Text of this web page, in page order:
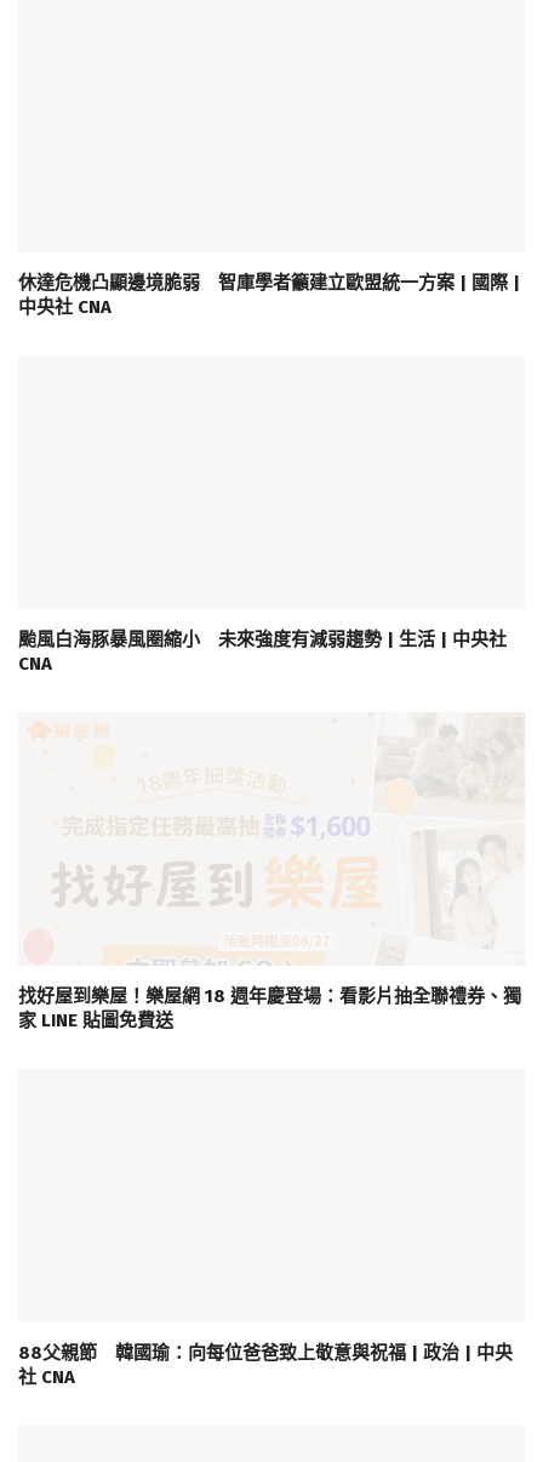
休達危機凸顯邊境脆弱 智庫學者籲建立歐盟統一方案 | 國際 |
中央社 CNA
颱風白海豚暴風圈縮小 未來強度有減弱趨勢 | 生活 | 中央社
CNA
找好屋到樂屋！樂屋網 18 週年慶登場：看影片抽全聯禮券、獨
家 LINE 貼圖免費送
88父親節 韓國瑜：向每位爸爸致上敬意與祝福 | 政治 | 中央
社 CNA